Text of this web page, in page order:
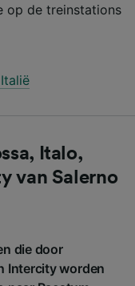
op de treinstations
Italo,
van Salerno
die door
Intercity worden